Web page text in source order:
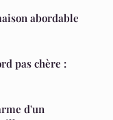
abordable
pas chère :
d'un